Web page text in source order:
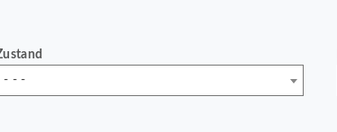
- - -